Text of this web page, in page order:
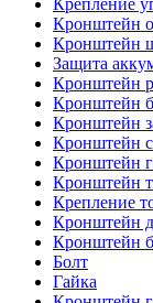
Кронштейн
Кронштейн
Защита
Кронштейн
Кронштейн
Кронштейн
Кронштейн
Кронштейн
Кронштейн
Крепление
Кронштейн
Кронштейн
Болт
Гайка